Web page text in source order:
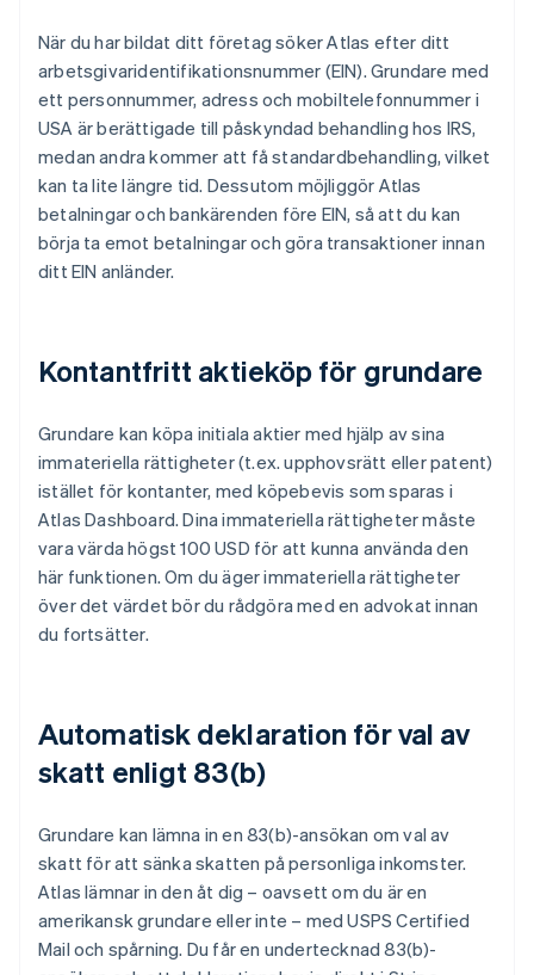
När du har bildat ditt företag söker Atlas efter ditt
arbetsgivaridentifikationsnummer (EIN). Grundare med
ett personnummer, adress och mobiltelefonnummer i
USA är berättigade till påskyndad behandling hos IRS,
medan andra kommer att få standardbehandling, vilket
kan ta lite längre tid. Dessutom möjliggör Atlas
betalningar och bankärenden före EIN, så att du kan
börja ta emot betalningar och göra transaktioner innan
ditt EIN anländer.
Kontantfritt aktieköp för grundare
Grundare kan köpa initiala aktier med hjälp av sina
immateriella rättigheter (t.ex. upphovsrätt eller patent)
istället för kontanter, med köpebevis som sparas i
Atlas Dashboard. Dina immateriella rättigheter måste
vara värda högst 100 USD för att kunna använda den
här funktionen. Om du äger immateriella rättigheter
över det värdet bör du rådgöra med en advokat innan
du fortsätter.
Automatisk deklaration för val av
skatt enligt 83(b)
Grundare kan lämna in en 83(b)-ansökan om val av
skatt för att sänka skatten på personliga inkomster.
Atlas lämnar in den åt dig – oavsett om du är en
amerikansk grundare eller inte – med USPS Certified
Mail och spårning. Du får en undertecknad 83(b)-